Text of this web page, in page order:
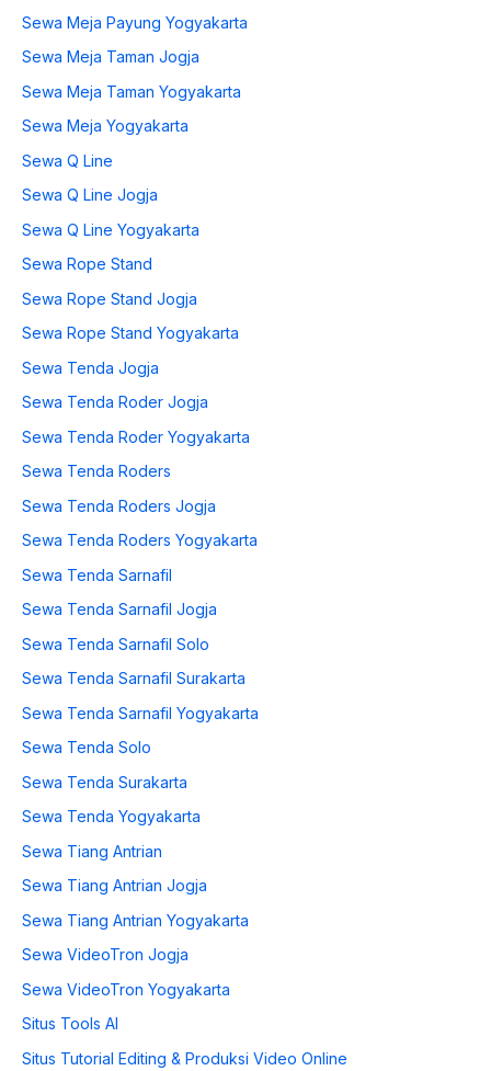
Sewa Meja Payung Yogyakarta
Sewa Meja Taman Jogja
Sewa Meja Taman Yogyakarta
Sewa Meja Yogyakarta
Sewa Q Line
Sewa Q Line Jogja
Sewa Q Line Yogyakarta
Sewa Rope Stand
Sewa Rope Stand Jogja
Sewa Rope Stand Yogyakarta
Sewa Tenda Jogja
Sewa Tenda Roder Jogja
Sewa Tenda Roder Yogyakarta
Sewa Tenda Roders
Sewa Tenda Roders Jogja
Sewa Tenda Roders Yogyakarta
Sewa Tenda Sarnafil
Sewa Tenda Sarnafil Jogja
Sewa Tenda Sarnafil Solo
Sewa Tenda Sarnafil Surakarta
Sewa Tenda Sarnafil Yogyakarta
Sewa Tenda Solo
Sewa Tenda Surakarta
Sewa Tenda Yogyakarta
Sewa Tiang Antrian
Sewa Tiang Antrian Jogja
Sewa Tiang Antrian Yogyakarta
Sewa VideoTron Jogja
Sewa VideoTron Yogyakarta
Situs Tools AI
Situs Tutorial Editing & Produksi Video Online